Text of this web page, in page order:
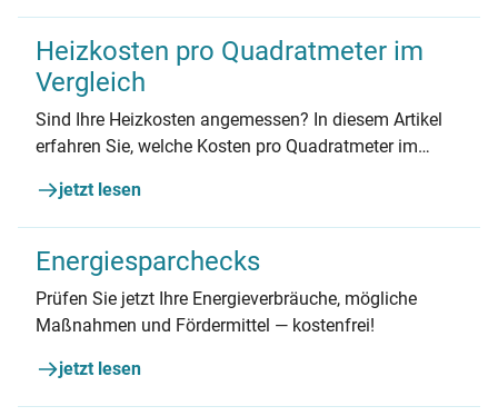
Heizkosten pro Quadratmeter im
Vergleich
Sind Ihre Heizkosten angemessen? In diesem Artikel
erfahren Sie, welche Kosten pro Quadratmeter im
Sparpotenzial erkennen.
jetzt lesen
Energiesparchecks
Prüfen Sie jetzt Ihre Energieverbräuche, mögliche
Maßnahmen und Fördermittel — kostenfrei!
jetzt lesen